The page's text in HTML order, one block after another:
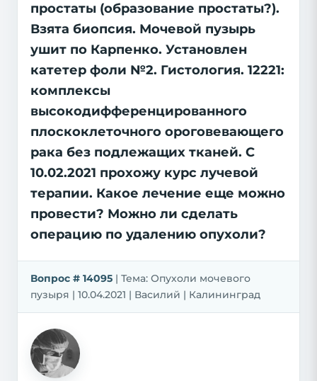
простаты (образование простаты?).
Взята биопсия. Мочевой пузырь
ушит по Карпенко. Установлен
катетер фоли №2. Гистология. 12221:
комплексы
высокодифференцированного
плоскоклеточного ороговевающего
рака без подлежащих тканей. С
10.02.2021 прохожу курс лучевой
терапии. Какое лечение еще можно
провести? Можно ли сделать
операцию по удалению опухоли?
Вопрос # 14095 | Тема: Опухоли мочевого
пузыря | 10.04.2021 | Василий | Калининград